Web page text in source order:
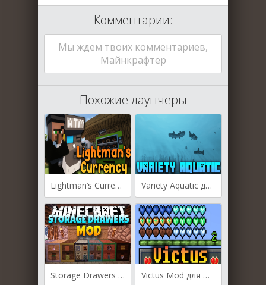
Комментарии:
Мы ждем твоих комментариев,
Майнкрафтер
Похожие лаунчеры
Lightman’s Currency для Майнкрафт [1.19.4, 1.19.3, 1.19.2] Variety Aquatic для Майнкрафт [1.19.3, 1.19.2, 1.18.2]
Storage Drawers для Майнкрафт [1.19.2, 1.19, 1.18.2] Victus Mod для Майнкрафт [1.19.3, 1.19.2, 1.18.2]